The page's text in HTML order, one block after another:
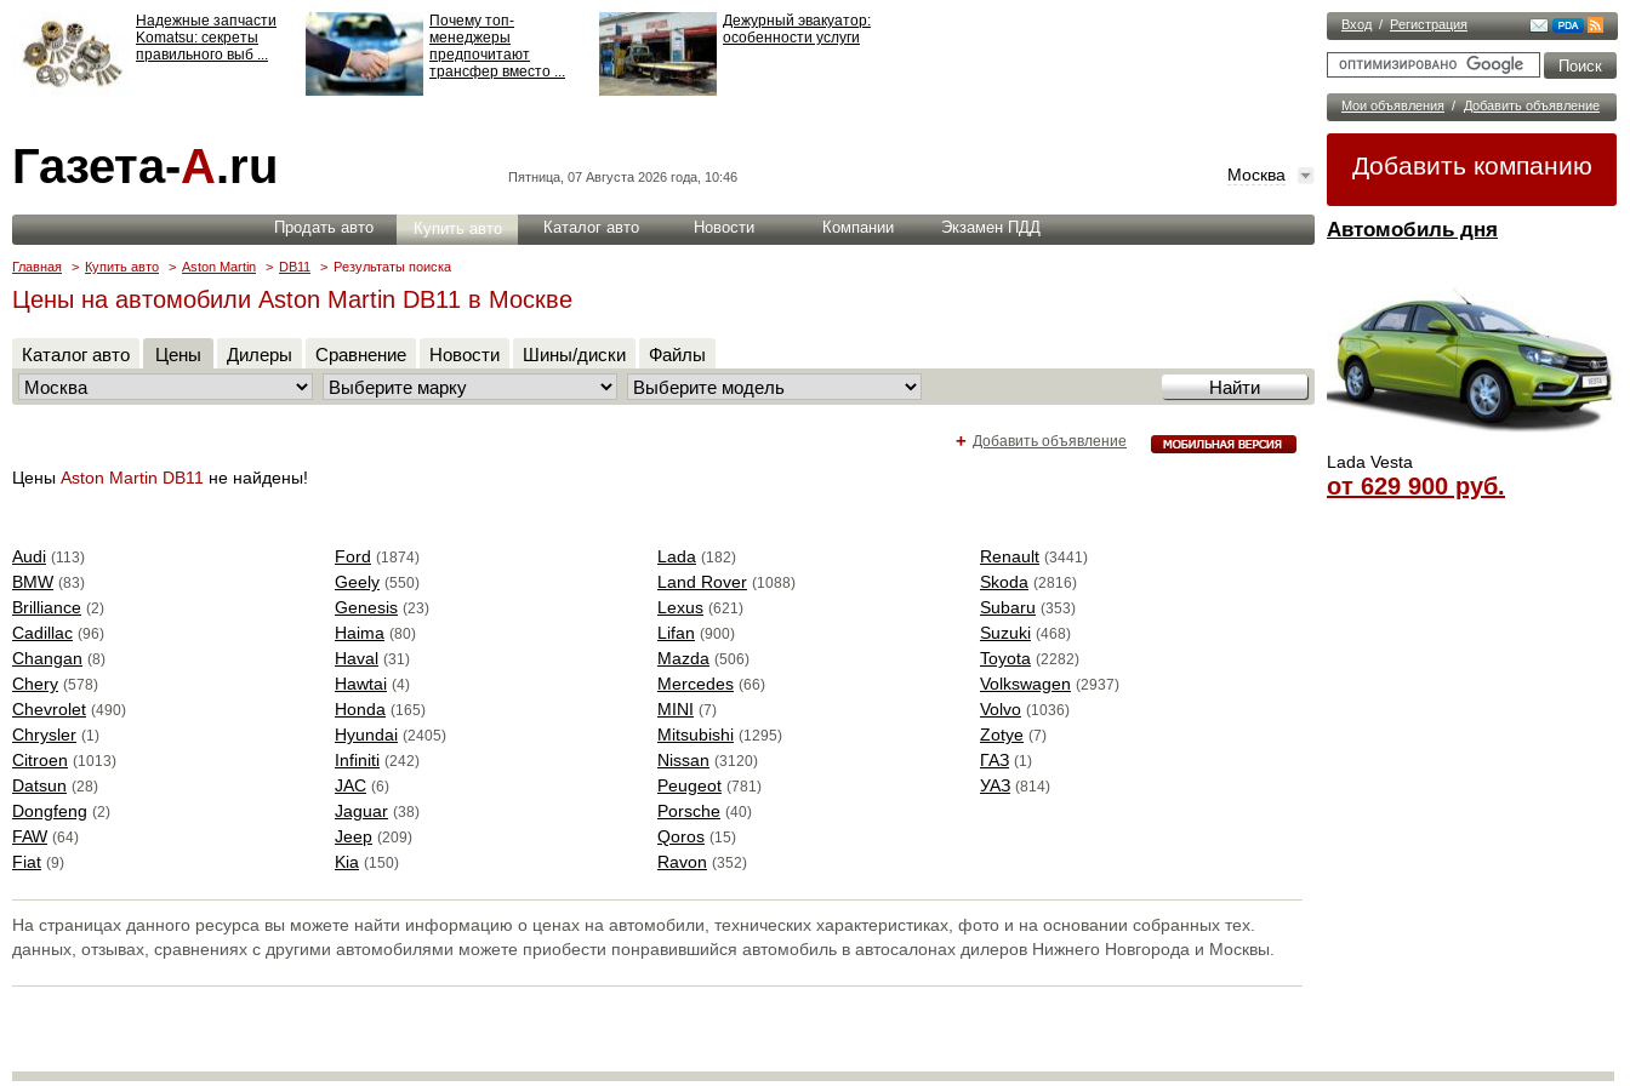
Вход / Регистрация
Мои объявления / Добавить объявление
Добавить компанию
Автомобиль дня
Lada Vesta
от 629 900 руб.
Надежные запчасти
Komatsu: секреты
правильного выб ...
Почему топ-
менеджеры
предпочитают
трансфер вместо ...
Дежурный эвакуатор:
особенности услуги
ответственности: все,
что нужно знать ...
Газета-А.ru Пятница, 07 Августа 2026 года, 10:46 Москва
Продать авто Купить авто Каталог авто Новости Компании Экзамен ПДД
Главная > Купить авто > Aston Martin > DB11 > Результаты поиска
Цены на автомобили Aston Martin DB11 в Москве
Каталог авто Цены Дилеры Сравнение Новости Шины/диски Файлы
+ Добавить объявление
Цены Aston Martin DB11 не найдены!
Audi (113)
BMW (83)
Brilliance (2)
Cadillac (96)
Changan (8)
Chery (578)
Chevrolet (490)
Chrysler (1)
Citroen (1013)
Datsun (28)
Dongfeng (2)
FAW (64)
Fiat (9)
Ford (1874)
Geely (550)
Genesis (23)
Haima (80)
Haval (31)
Hawtai (4)
Honda (165)
Hyundai (2405)
Infiniti (242)
JAC (6)
Jaguar (38)
Jeep (209)
Kia (150)
Lada (182)
Land Rover (1088)
Lexus (621)
Lifan (900)
Mazda (506)
Mercedes (66)
MINI (7)
Mitsubishi (1295)
Nissan (3120)
Peugeot (781)
Porsche (40)
Qoros (15)
Ravon (352)
Renault (3441)
Skoda (2816)
Subaru (353)
Suzuki (468)
Toyota (2282)
Volkswagen (2937)
Volvo (1036)
Zotye (7)
ГАЗ (1)
УАЗ (814)
На страницах данного ресурса вы можете найти информацию о ценах на автомобили, технических характеристиках, фото и на основании собранных тех.
данных, отзывах, сравнениях с другими автомобилями можете приобести понравившийся автомобиль в автосалонах дилеров Нижнего Новгорода и Москвы.